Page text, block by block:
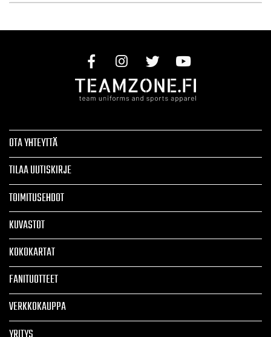
OTA YHTEYTTÄ
TILAA UUTISKIRJE
TOIMITUSEHDOT
KUVASTOT
KOKOKARTAT
FANITUOTTEET
VERKKOKAUPPA